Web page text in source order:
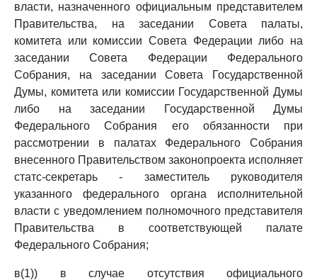
власти, назначенного официальным представителем
Правительства, на заседании Совета палаты,
комитета или комиссии Совета Федерации либо на
заседании Совета Федерации Федерального
Собрания, на заседании Совета Государственной
Думы, комитета или комиссии Государственной Думы
либо на заседании Государственной Думы
Федерального Собрания его обязанности при
рассмотрении в палатах Федерального Собрания
внесенного Правительством законопроекта исполняет
статс-секретарь - заместитель руководителя
указанного федерального органа исполнительной
власти с уведомлением полномочного представителя
Правительства в соответствующей палате
Федерального Собрания;
в(1)) в случае отсутствия официального